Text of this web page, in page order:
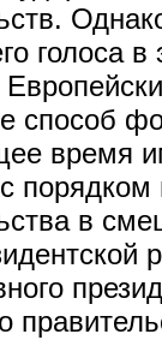
голоса в
способ
время
порядком
в